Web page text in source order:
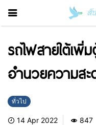
รถไฟสายใต้เพิ่
อำนวยความส
ทั่วไป
14 Apr 2022 847